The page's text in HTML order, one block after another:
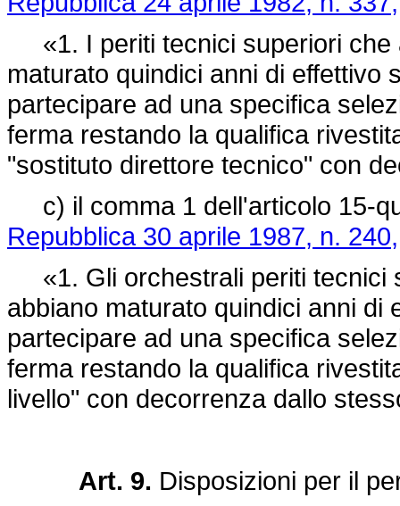
«1. I periti tecnici superiori che
maturato quindici anni di effettivo
partecipare ad una specifica
ferma restando la qualifica
"sostituto direttore tecnico" con
c) il comma 1 dell'articolo 15-
Repubblica 30 aprile 1987, n. 240,
«1. Gli orchestrali periti tecnici
abbiano maturato quindici anni di
partecipare ad una specifica
ferma restando la qualifica
livello" con decorrenza dallo
Art. 9. Disposizioni per il